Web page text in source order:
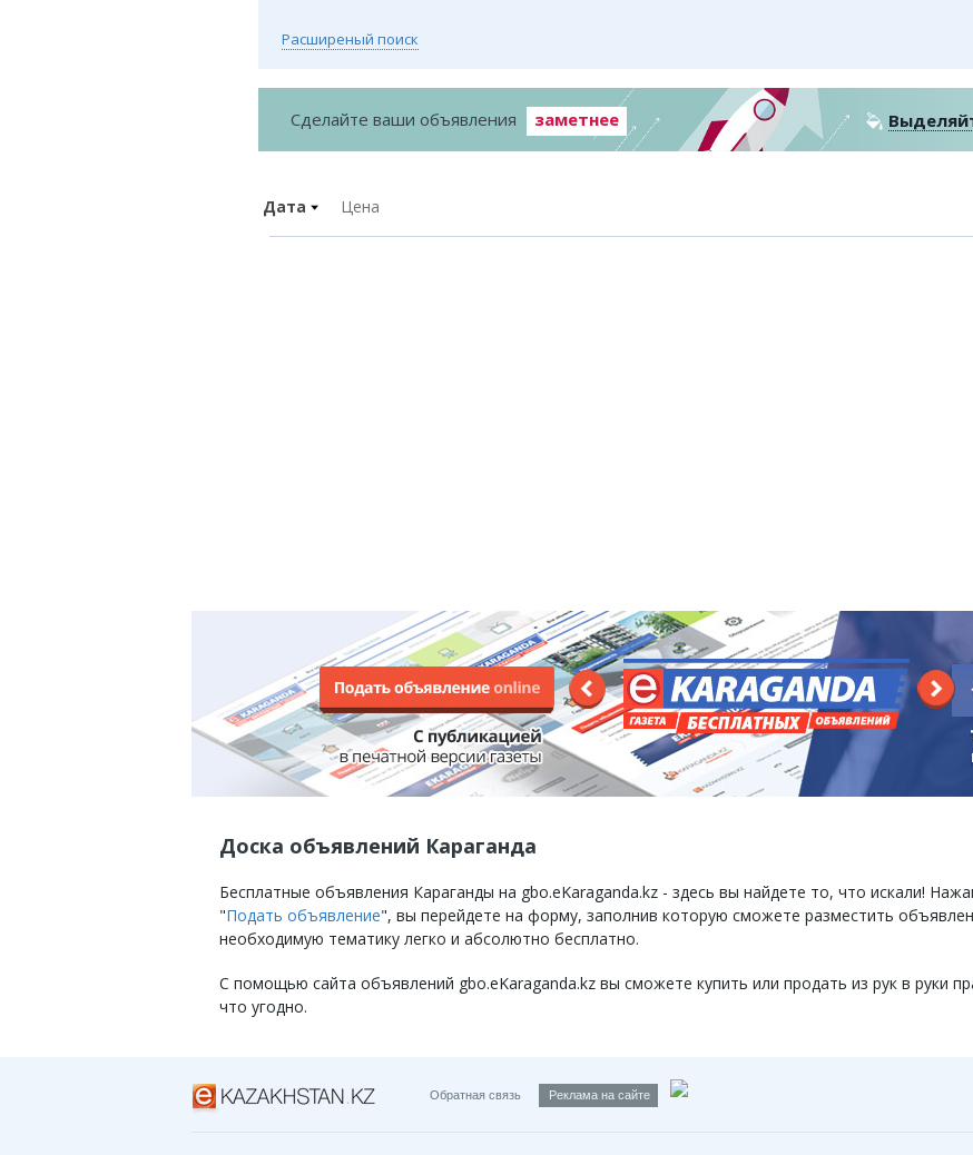
Расширеный поиск
Сделайте ваши объявления заметнее
Дата Цена
Доска объявлений Караганда
Бесплатные объявления Караганды на gbo.eKaraganda.kz - здесь вы найдете то, что искали!
"Подать объявление", вы перейдете на форму, заполнив которую сможете разместить
необходимую тематику легко и абсолютно бесплатно.
С помощью сайта объявлений gbo.eKaraganda.kz вы сможете купить или продать из рук в руки
что угодно.
Обратная связь Реклама на сайте